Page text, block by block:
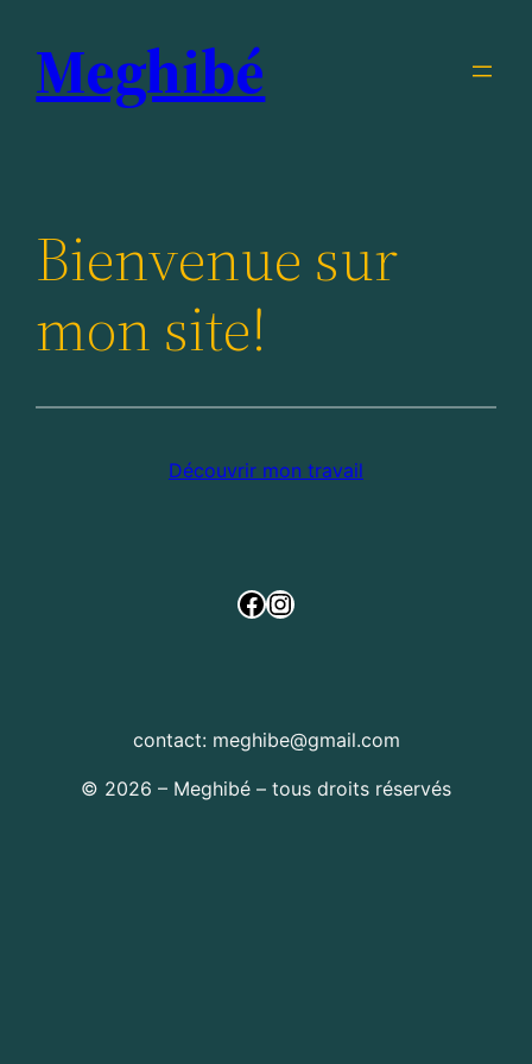
contenu
Meghibé
Bienvenue sur
mon site!
Découvrir mon travail
Facebook
Instagram
contact: meghibe@gmail.com
© 2026 – Meghibé – tous droits réservés